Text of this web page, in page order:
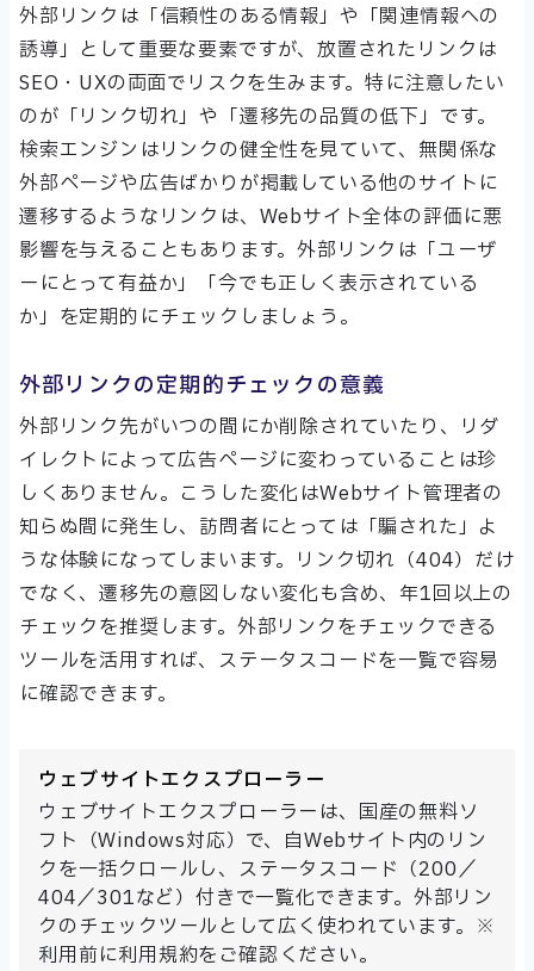
外部リンクは「信頼性のある情報」や「関連情報への
誘導」として重要な要素ですが、放置されたリンクは
SEO・UXの両面でリスクを生みます。特に注意したい
のが「リンク切れ」や「遷移先の品質の低下」です。
検索エンジンはリンクの健全性を見ていて、無関係な
外部ページや広告ばかりが掲載している他のサイトに
遷移するようなリンクは、Webサイト全体の評価に悪
影響を与えることもあります。外部リンクは「ユーザ
ーにとって有益か」「今でも正しく表示されている
か」を定期的にチェックしましょう。
外部リンクの定期的チェックの意義
外部リンク先がいつの間にか削除されていたり、リダ
イレクトによって広告ページに変わっていることは珍
しくありません。こうした変化はWebサイト管理者の
知らぬ間に発生し、訪問者にとっては「騙された」よ
うな体験になってしまいます。リンク切れ（404）だけ
でなく、遷移先の意図しない変化も含め、年1回以上の
チェックを推奨します。外部リンクをチェックできる
ツールを活用すれば、ステータスコードを一覧で容易
に確認できます。
ウェブサイトエクスプローラー
ウェブサイトエクスプローラーは、国産の無料ソ
フト（Windows対応）で、自Webサイト内のリン
クを一括クロールし、ステータスコード（200／
404／301など）付きで一覧化できます。外部リン
クのチェックツールとして広く使われています。※
利用前に利用規約をご確認ください。